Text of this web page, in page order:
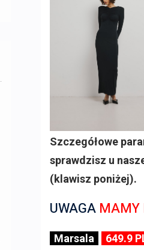
Szczegółowe
sprawdzisz u
(klawisz poniżej).
UWAGA MAMY
Marsala 649.9